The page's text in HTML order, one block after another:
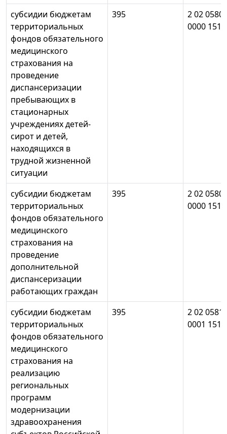
субсидии бюджетам
территориальных
фондов обязательного
медицинского
страхования на
проведение
диспансеризации
пребывающих в
стационарных
учреждениях детей-
сирот и детей,
находящихся в
трудной жизненной
ситуации
395
2 02
0000 151
субсидии бюджетам
территориальных
фондов обязательного
медицинского
страхования на
проведение
дополнительной
диспансеризации
работающих граждан
395
2 02
0000 151
субсидии бюджетам
территориальных
фондов обязательного
медицинского
страхования на
реализацию
региональных
программ
модернизации
здравоохранения
395
2 02
0001 151